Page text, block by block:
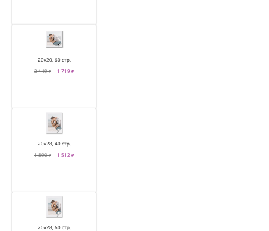
20х20, 60 стр.
2 149 ₽
1 719 ₽
20х28, 40 стр.
1 890 ₽
1 512 ₽
20х28, 60 стр.